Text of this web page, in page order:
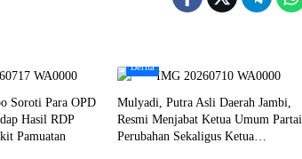
Soroti Para OPD
Hasil RDP
Pamuatan
Berita
Mulyadi, Putra Asli Daerah Jambi,
Resmi Menjabat Ketua Umum Partai
Perubahan Sekaligus Ketua